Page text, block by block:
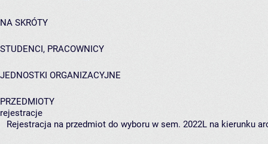
NA SKRÓTY
STUDENCI, PRACOWNICY
JEDNOSTKI ORGANIZACYJNE
PRZEDMIOTY
rejestracje
Rejestracja na przedmiot do wyboru w sem. 2022L na kierunku